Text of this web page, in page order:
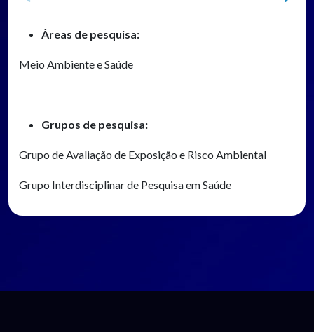
Áreas de pesquisa:
Meio Ambiente e Saúde
Grupos de pesquisa:
Grupo de Avaliação de Exposição e Risco Ambiental
Grupo Interdisciplinar de Pesquisa em Saúde